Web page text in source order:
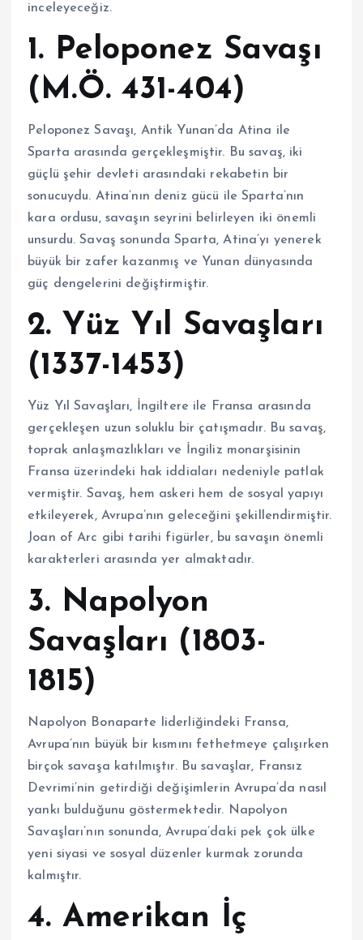
inceleyeceğiz.
1. Peloponez Savaşı
(M.Ö. 431-404)
Peloponez Savaşı, Antik Yunan’da Atina ile
Sparta arasında gerçekleşmiştir. Bu savaş, iki
güçlü şehir devleti arasındaki rekabetin bir
sonucuydu. Atina’nın deniz gücü ile Sparta’nın
kara ordusu, savaşın seyrini belirleyen iki önemli
unsurdu. Savaş sonunda Sparta, Atina’yı yenerek
büyük bir zafer kazanmış ve Yunan dünyasında
güç dengelerini değiştirmiştir.
2. Yüz Yıl Savaşları
(1337-1453)
Yüz Yıl Savaşları, İngiltere ile Fransa arasında
gerçekleşen uzun soluklu bir çatışmadır. Bu savaş,
toprak anlaşmazlıkları ve İngiliz monarşisinin
Fransa üzerindeki hak iddiaları nedeniyle patlak
vermiştir. Savaş, hem askeri hem de sosyal yapıyı
etkileyerek, Avrupa’nın geleceğini şekillendirmiştir.
Joan of Arc gibi tarihi figürler, bu savaşın önemli
karakterleri arasında yer almaktadır.
3. Napolyon
Savaşları (1803-
1815)
Napolyon Bonaparte liderliğindeki Fransa,
Avrupa’nın büyük bir kısmını fethetmeye çalışırken
birçok savaşa katılmıştır. Bu savaşlar, Fransız
Devrimi’nin getirdiği değişimlerin Avrupa’da nasıl
yankı bulduğunu göstermektedir. Napolyon
Savaşları’nın sonunda, Avrupa’daki pek çok ülke
yeni siyasi ve sosyal düzenler kurmak zorunda
kalmıştır.
4. Amerikan İç